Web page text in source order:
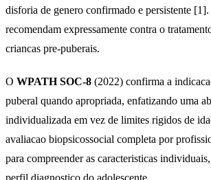
disforia de genero confirmado e persistente
recomendam expressamente contra o
criancas pre-puberais.
O WPATH SOC-8 (2022) confirma a
puberal quando apropriada, enfatizando uma
individualizada em vez de limites rigidos de
avaliacao biopsicossocial completa por
para compreender as caracteristicas
perfil diagnostico do adolescente.